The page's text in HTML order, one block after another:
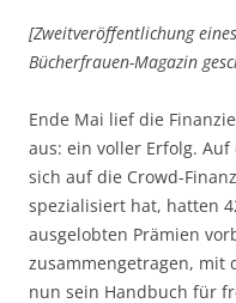
[Zweitveröffentlichung
Bücherfrauen-Magazin
Ende Mai lief die
aus: ein voller Erfolg.
sich auf die Crowd-
spezialisiert hat, hatten
ausgelobten Prämien
zusammengetragen, mit
nun sein Handbuch für